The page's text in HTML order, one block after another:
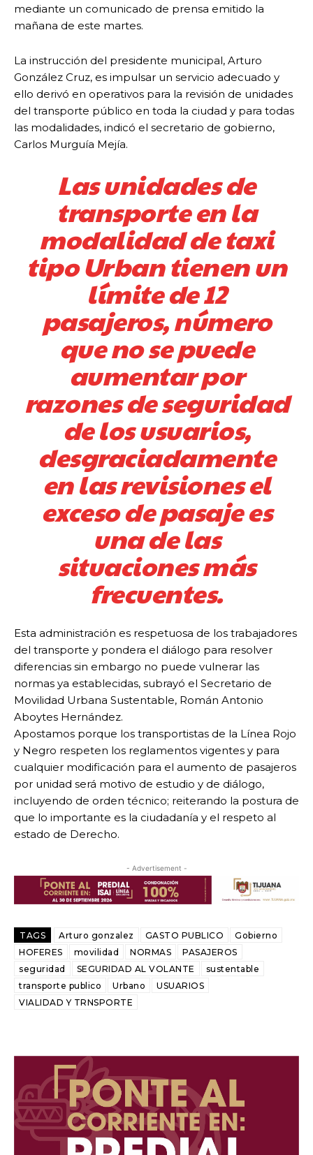
mediante un comunicado de prensa emitido la
mañana de este martes.
La instrucción del presidente municipal, Arturo
González Cruz, es impulsar un servicio adecuado y
ello derivó en operativos para la revisión de unidades
del transporte público en toda la ciudad y para todas
las modalidades, indicó el secretario de gobierno,
Carlos Murguía Mejía.
Las unidades de
transporte en la
modalidad de taxi
tipo Urban tienen un
límite de 12
pasajeros, número
que no se puede
aumentar por
razones de seguridad
de los usuarios,
desgraciadamente
en las revisiones el
exceso de pasaje es
una de las
situaciones más
frecuentes.
Esta administración es respetuosa de los trabajadores
del transporte y pondera el diálogo para resolver
diferencias sin embargo no puede vulnerar las
normas ya establecidas, subrayó el Secretario de
Movilidad Urbana Sustentable, Román Antonio
Aboytes Hernández.
Apostamos porque los transportistas de la Línea Rojo
y Negro respeten los reglamentos vigentes y para
cualquier modificación para el aumento de pasajeros
por unidad será motivo de estudio y de diálogo,
incluyendo de orden técnico; reiterando la postura de
que lo importante es la ciudadanía y el respeto al
estado de Derecho.
- Advertisement -
TAGS Arturo gonzalez GASTO PUBLICO
Gobierno
HOFERES
movilidad NORMAS
PASAJEROS
seguridad
SEGURIDAD AL VOLANTE
sustentable
transporte publico
Urbano
USUARIOS
VIALIDAD Y TRNSPORTE